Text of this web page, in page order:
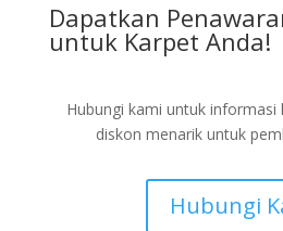
Dapatkan
untuk Karpet Anda!
Hubungi kami untuk informasi
diskon menarik untuk
Hubungi